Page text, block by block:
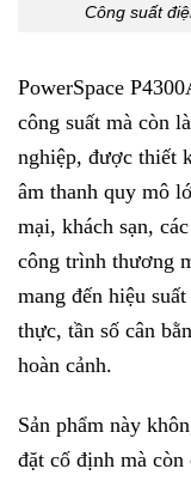
Công suất
PowerSpace
công suất mà còn
nghiệp, được thiết
âm thanh quy mô
mại, khách sạn,
công trình thương
mang đến hiệu
thực, tần số cân
hoàn cảnh.
Sản phẩm này
đặt cố định mà